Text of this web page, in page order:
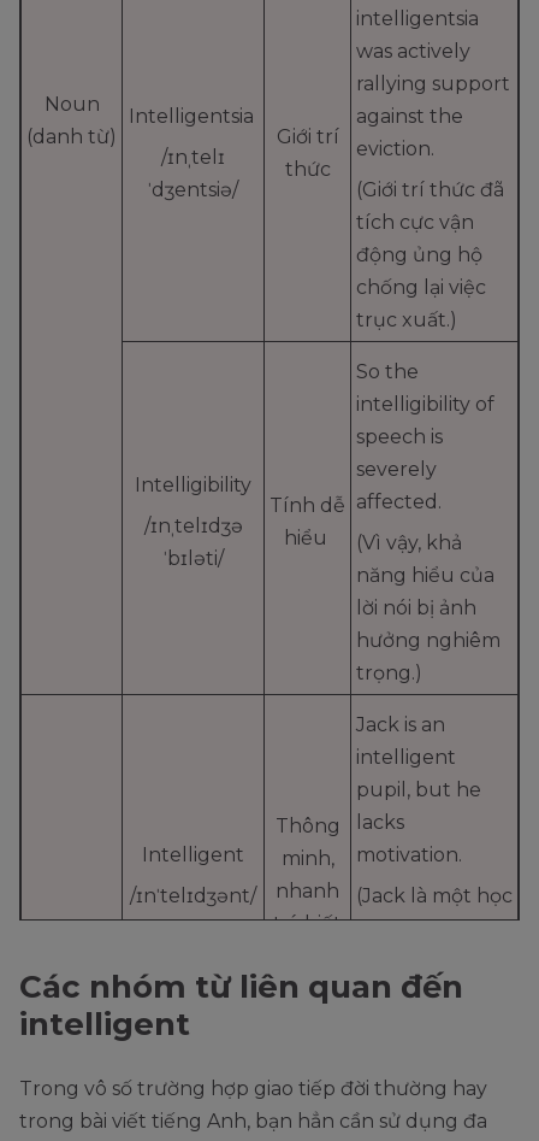
Noun
(danh từ)
Intelligentsia
/ɪnˌtelɪ
ˈdʒentsiə/
Giới trí
thức
intelligentsia
was actively
rallying support
against the
eviction.
(Giới trí thức đã
tích cực vận
động ủng hộ
chống lại việc
trục xuất.)
Intelligibility
/ɪnˌtelɪdʒə
ˈbɪləti/
Tính dễ
hiểu
So the
intelligibility of
speech is
severely
affected.
(Vì vậy, khả
năng hiểu của
lời nói bị ảnh
hưởng nghiêm
trọng.)
Intelligent
/ɪnˈtelɪdʒənt/
Thông
minh,
nhanh
trí, biết
Jack is an
intelligent
pupil, but he
lacks
motivation.
(Jack là một học
cậu ấy thiếu
Không,
He believes him
to be a weak
Các nhóm từ liên quan đến
intelligent
Trong vô số trường hợp giao tiếp đời thường hay
trong bài viết tiếng Anh, bạn hẳn cần sử dụng đa